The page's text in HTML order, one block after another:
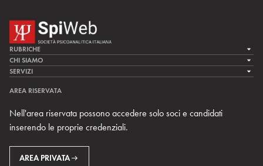
RUBRICHE
LA CURA
LA RICERCA
MULTIMEDIA
CHI SIAMO
LA SPI
TEAM DI SPIWEB
CONTATTI
RIVISTE
SERVIZI
ARCHIVIO STORICO
AREA RISERVATA
Nell'area riservata possono accedere solo soci e candidati
inserendo le proprie credenziali.
AREA PRIVATA